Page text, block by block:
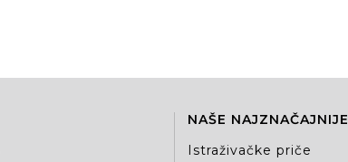
NAŠE NAJZNAČAJNIJE
Istraživačke priče